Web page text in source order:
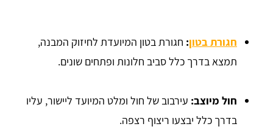
חגורת בטון: חגורת בטון המיועדת לחיזוק המבנה,
תמצא בדרך כלל סביב חלונות ופתחים שונים.
חול מיוצב: עירבוב של חול ומלט המיועד ליישור, עליו
בדרך כלל יבצעו ריצוף רצפה.